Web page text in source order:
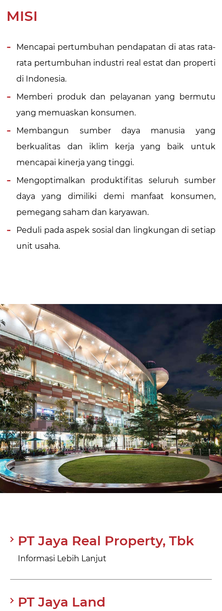
MISI
Mencapai pertumbuhan pendapatan di atas rata-
rata pertumbuhan industri real estat dan properti
di Indonesia.
Memberi produk dan pelayanan yang bermutu
yang memuaskan konsumen.
Membangun sumber daya manusia yang
berkualitas dan iklim kerja yang baik untuk
mencapai kinerja yang tinggi.
Mengoptimalkan produktifitas seluruh sumber
daya yang dimiliki demi manfaat konsumen,
pemegang saham dan karyawan.
Peduli pada aspek sosial dan lingkungan di setiap
unit usaha.
PT Jaya Real Property, Tbk
Informasi Lebih Lanjut
PT Jaya Land